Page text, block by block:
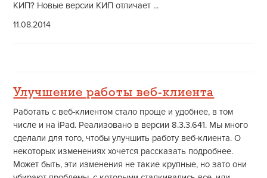
КИП? Новые версии КИП отличает ...
11.08.2014
Улучшение работы веб-клиента
Работать с веб-клиентом стало проще и удобнее, в том
числе и на iPad. Реализовано в версии 8.3.3.641. Мы много
сделали для того, чтобы улучшить работу веб-клиента. О
некоторых изменениях хочется рассказать подробнее.
Может быть, эти изменения не такие крупные, но зато они